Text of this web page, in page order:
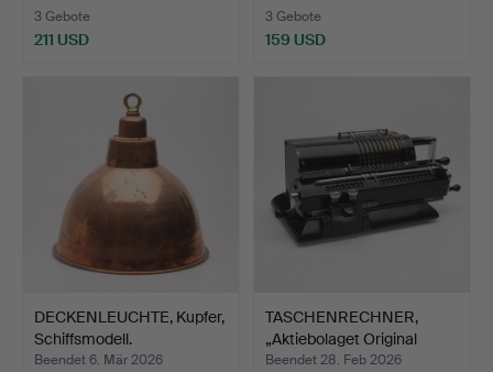
3 Gebote
211 USD
3 Gebote
159 USD
DECKENLEUCHTE, Kupfer,
Schiffsmodell.
Beendet 6. Mär 2026
TASCHENRECHNER,
„Aktiebolaget Original
Odh…
Beendet 28. Feb 2026